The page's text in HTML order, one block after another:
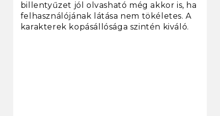
billentyűzet jól olvasható még akkor is, ha
felhasználójának látása nem tökéletes. A
karakterek kopásállósága szintén kiváló.